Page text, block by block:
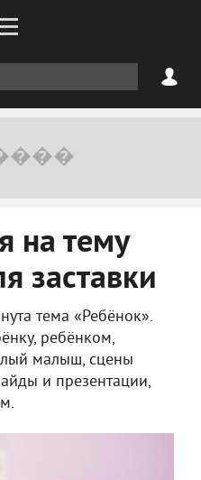
на тему
заставки
тема «Ребёнок».
ребёнком,
малыш, сцены
и презентации,